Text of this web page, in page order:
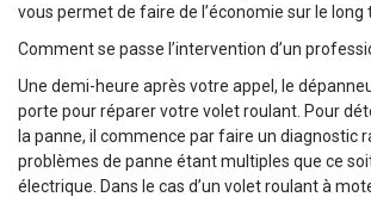
vous permet de faire de l’économie sur le long
Comment se passe l’intervention d’un
Une demi-heure après votre appel, le
porte pour réparer votre volet roulant. Pour
la panne, il commence par faire un diagnostic
problèmes de panne étant multiples que ce
électrique. Dans le cas d’un volet roulant à